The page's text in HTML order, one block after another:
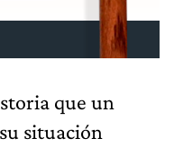
que un
situación